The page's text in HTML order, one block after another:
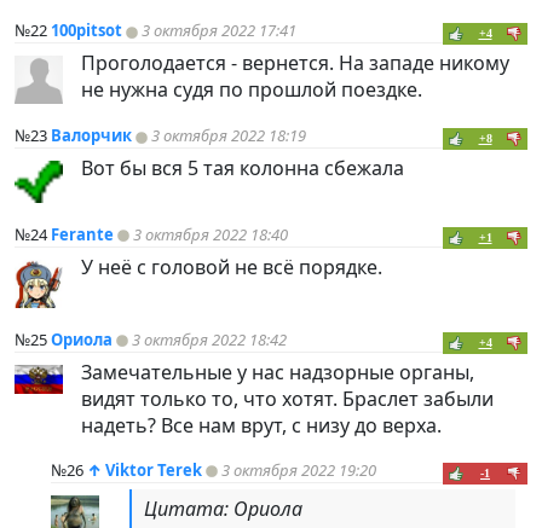
№22 100pitsot 3 октября 2022 17:41 +4
Проголодается - вернется. На западе никому
не нужна судя по прошлой поездке.
№23 Валорчик 3 октября 2022 18:19 +8
Вот бы вся 5 тая колонна сбежала
№24Ferante 3 октября 2022 18:40 +1
У неё с головой не всё порядке.
№25Ориола 3 октября 2022 18:42 +4
Замечательные у нас надзорные органы,
видят только то, что хотят. Браслет забыли
надеть? Все нам врут, с низу до верха.
№26 ↑ Viktor Terek 3 октября 2022 19:20 -1
Цитата: Ориола